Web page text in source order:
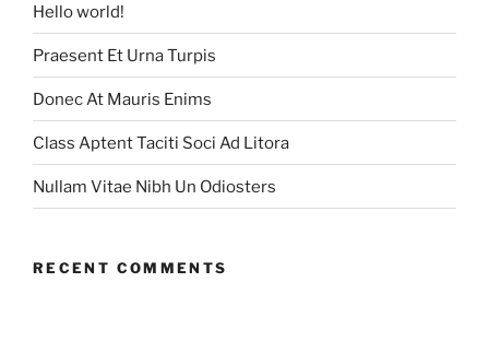
Hello world!
Praesent Et Urna Turpis
Donec At Mauris Enims
Class Aptent Taciti Soci Ad Litora
Nullam Vitae Nibh Un Odiosters
RECENT COMMENTS